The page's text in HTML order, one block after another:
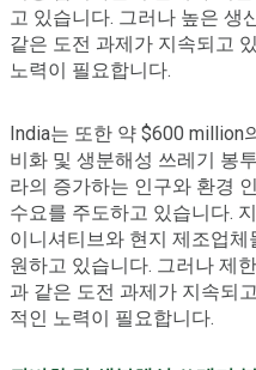
고 있습니다. 그러나 높은 생
같은 도전 과제가 지속되고
노력이 필요합니다.
India는 또한 약 $600 million
비화 및 생분해성 쓰레기 봉
라의 증가하는 인구와 환경
수요를 주도하고 있습니다.
이니셔티브와 현지 제조업
원하고 있습니다. 그러나 제
과 같은 도전 과제가 지속되
적인 노력이 필요합니다.